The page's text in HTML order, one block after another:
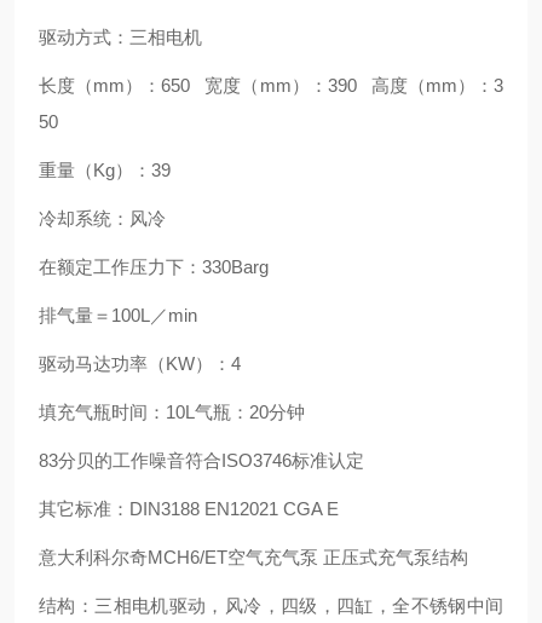
驱动方式：三相电机
长度（mm）：650 宽度（mm）：390 高度（mm）：3
50
重量（Kg）：39
冷却系统：风冷
在额定工作压力下：330Barg
排气量＝100L／min
驱动马达功率（KW）：4
填充气瓶时间：10L气瓶：20分钟
83分贝的工作噪音符合ISO3746标准认定
其它标准：DIN3188 EN12021 CGA E
意大利科尔奇MCH6/ET空气充气泵 正压式充气泵结构
结构：三相电机驱动，风冷，四级，四缸，全不锈钢中间